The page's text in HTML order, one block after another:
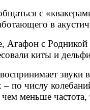
с
в
Агафон с
киты и
– по числу
меньше частота,